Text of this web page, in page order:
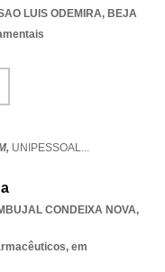
LUIS ODEMIRA, BEJA
UNIPESSOAL...
CONDEIXA NOVA,
em